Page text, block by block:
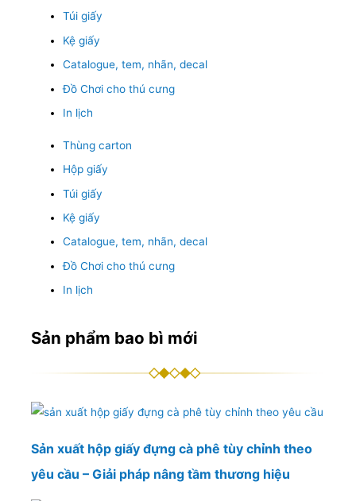
Túi giấy
Kệ giấy
Catalogue, tem, nhãn, decal
Đồ Chơi cho thú cưng
In lịch
Thùng carton
Hộp giấy
Túi giấy
Kệ giấy
Catalogue, tem, nhãn, decal
Đồ Chơi cho thú cưng
In lịch
Sản phẩm bao bì mới
Sản xuất hộp giấy đựng cà phê tùy chỉnh theo
yêu cầu – Giải pháp nâng tầm thương hiệu